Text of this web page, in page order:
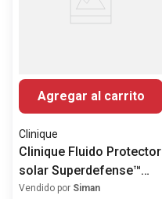
Agregar al carrito
Clinique
Clinique Fluido Protector
solar Superdefense™
City Block Energía
Vendido por Siman